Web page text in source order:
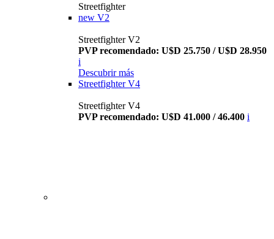
Streetfighter
new V2
Streetfighter V2
PVP recomendado: U$D 25.750 / U$D 28.950
i
Descubrir más
Streetfighter V4
Streetfighter V4
PVP recomendado: U$D 41.000 / 46.400 i